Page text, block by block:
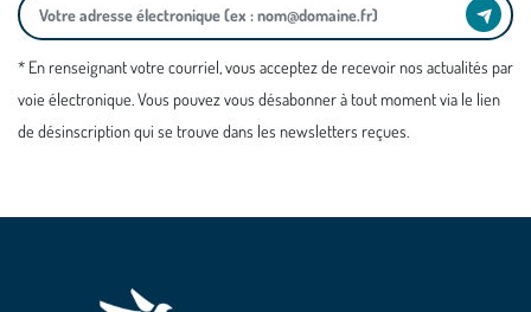
* En renseignant votre courriel, vous acceptez de recevoir nos actualités par
voie électronique. Vous pouvez vous désabonner à tout moment via le lien
de désinscription qui se trouve dans les newsletters reçues.